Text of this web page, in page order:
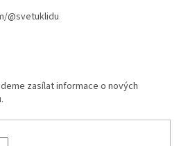
@svetuklidu
zasílat informace o nových